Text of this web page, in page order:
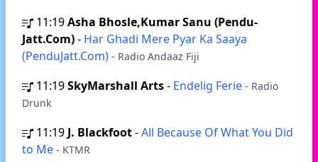
11:19Asha Bhosle,Kumar Sanu (Pendu-
Jatt.Com)- Har Ghadi Mere Pyar Ka Saaya
(PenduJatt.Com) - Radio Andaaz Fiji
11:19SkyMarshall Arts- Endelig Ferie - Radio
Drunk
11:19 J. Blackfoot-All Because Of What You Did
to Me - KTMR